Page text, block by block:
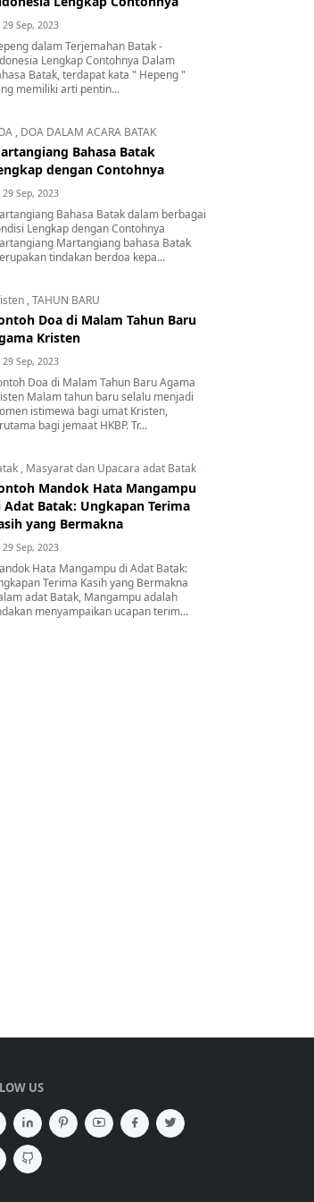
29 Sep, 2023
dalam Terjemahan Batak -
Lengkap Contohnya Dalam
Batak, terdapat kata " Hepeng "
memiliki arti pentin...
, DOA DALAM ACARA BATAK
Bahasa Batak
dengan Contohnya
29 Sep, 2023
Bahasa Batak dalam berbagai
Lengkap dengan Contohnya
Martangiang bahasa Batak
tindakan berdoa kepa...
,TAHUN BARU
Doa di Malam Tahun Baru
Kristen
29 Sep, 2023
Doa di Malam Tahun Baru Agama
Malam tahun baru selalu menjadi
istimewa bagi umat Kristen,
bagi jemaat HKBP. Tr...
, Masyarat dan Upacara adat Batak
Mandok Hata Mangampu
Adat Batak: Ungkapan Terima
yang Bermakna
29 Sep, 2023
Hata Mangampu di Adat Batak:
Terima Kasih yang Bermakna
adat Batak, Mangampu adalah
menyampaikan ucapan terim...
US